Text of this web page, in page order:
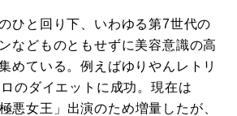
ひと回り下、いわゆる第7世代の
などものともせずに美容意識の高
めている。例えばゆりやんレトリ
のダイエットに成功。現在は
悪女王」出演のため増量したが、